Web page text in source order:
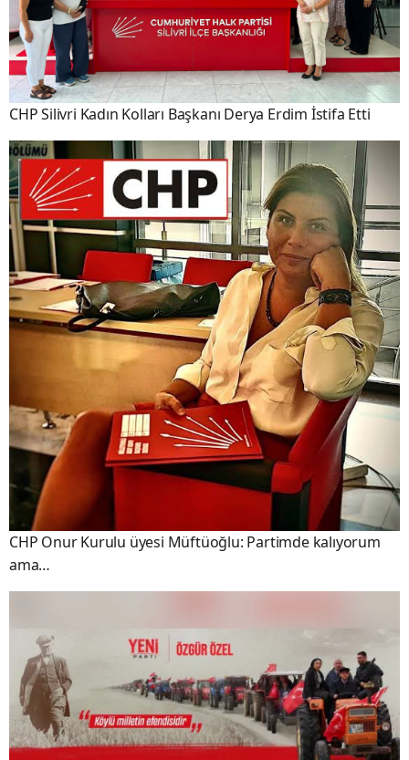
CHP Silivri Kadın Kolları Başkanı Derya Erdim İstifa Etti
CHP Onur Kurulu üyesi Müftüoğlu: Partimde kalıyorum
ama…